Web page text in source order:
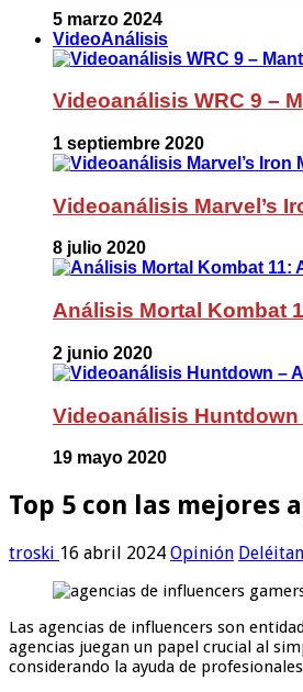
5 marzo 2024
VideoAnálisis
Videoanálisis WRC 9 –
1 septiembre 2020
Videoanálisis Marvel’s
8 julio 2020
Análisis Mortal Kombat
2 junio 2020
Videoanálisis
19 mayo 2020
Top 5 con las mejores
troski 16 abril 2024 Opinión
Las agencias de influencers son
agencias juegan un papel crucial al
considerando la ayuda de